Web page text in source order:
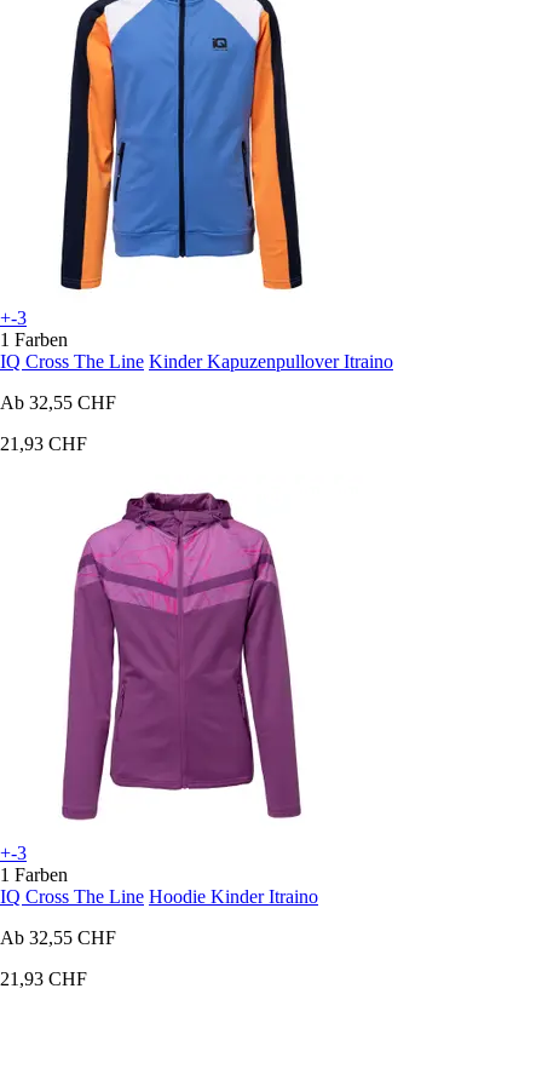
+-3
1 Farben
IQ Cross The Line Kinder Kapuzenpullover Itraino
Ab 32,55 CHF
21,93 CHF
+-3
1 Farben
IQ Cross The Line Hoodie Kinder Itraino
Ab 32,55 CHF
21,93 CHF